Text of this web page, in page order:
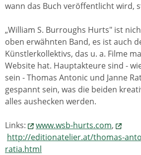
wann das Buch veröffentlicht wird,
„William S. Burroughs Hurts" ist
oben erwähnten Band, es ist auch
Künstlerkollektivs, das u. a. Filme
Website hat. Hauptakteure sind -
sein - Thomas Antonic und Janne
gespannt sein, was die beiden
alles aushecken werden.
Links: www.wsb-hurts.com,
http://editionatelier.at/thomas-
ratia.html